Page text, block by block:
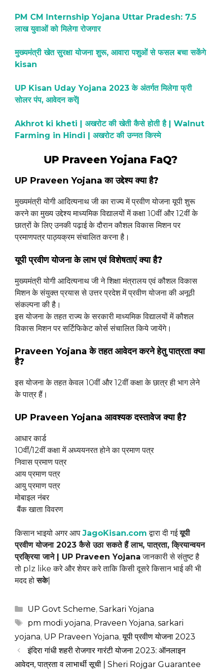
PM CM Internship Yojana Uttar Pradesh: 7.5
लाख युवाओं को मिलेगा रोजगार
मुख्यमंत्री खेत सुरक्षा योजना शुरू, आवारा पशुओं से फसल बचा सकेंगे
kisan
UP Kisan Uday Yojana 2023 के अंतर्गत मिलेगा फ्री
सोलर पंप, आवेदन करें|
Akhrot ki kheti | अखरोट की खेती कैसे होती है | Walnut
Farming in Hindi | अखरोट की उन्नत किस्मे
UP Praveen Yojana FaQ?
UP Praveen Yojana का उद्देश्यक्या है?
मुख्यमंत्री योगी आदित्यनाथ जी का राज्य में प्रवीण योजना यूपी शुरू
करने का मुख्य उद्देश्य माध्यमिक विद्यालयों में कक्षा 10वीं और 12वीं के
छात्रों के लिए उनकी पढ़ाई के दौरान कौशल विकास मिशन पर
प्रमाणपत्र पाठ्यक्रम संचालित करना है।
यूपी प्रवीण योजना के लाभ एवं विशेषताएंक्या है?
मुख्यमंत्री योगी आदित्यनाथ जी ने शिक्षा मंत्रालय एवं कौशल विकास
मिशन के संयुक्त प्रयास से उत्तर प्रदेश में प्रवीण योजना की अनूठी
संकल्पना की है।
इस योजना के तहत राज्य के सरकारी माध्यमिक विद्यालयों में कौशल
विकास मिशन पर सर्टिफिकेट कोर्स संचालित किये जायेंगे।
Praveen Yojana के तहत आवेदन करने हेतु पात्रताक्या
है?
इस योजना के तहत केवल 10वीं और 12वीं कक्षा के छात्र ही भाग लेने
के पात्र हैं।
UP Praveen Yojana आवश्यक दस्तावेजक्या है?
आधार कार्ड
10वीं/12वीं कक्षा में अध्ययनरत होने का प्रमाण पत्र
निवास प्रमाण पत्र
आय प्रमाण पत्र
आयु प्रमाण पत्र
मोबाइल नंबर
बैंक खाता विवरण
किसान भाइयो अगर आप JagoKisan.com द्वारा दी गईयूपी
प्रवीण योजना 2023 कैसे उठा सकते हैं लाभ, पात्रता, क्रियान्वयन
प्रक्रिया जाने | UP Praveen Yojana जानकारी से संतुष्ट है
तो plz like करे और शेयर करे ताकि किसी दूसरे किसान भाई की भी
मदद होसके|
Categories
UP Govt Scheme, Sarkari Yojana
Tags
pm modi yojana, Praveen Yojana, sarkari
yojana, UP Praveen Yojana,यूपी प्रवीण योजना 2023
इंदिरा गांधी शहरी रोजगार गारंटी योजना 2023: ऑनलाइन
आवेदन, पात्रता व लाभार्थी सूची | Sheri Rojgar Guarantee